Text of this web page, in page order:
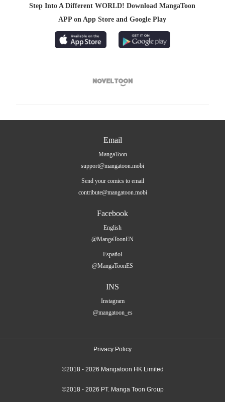
Step Into A Different WORLD! Download MangaToon
APP on App Store and Google Play

Email
MangaToon
support@mangatoon.mobi
Send your comics to email
contribute@mangatoon.mobi
Facebook
English
@MangaToonEN
Español
@MangaToonES
INS
Instagram
@mangatoon_es
Privacy Policy
©2018 - 2026 Mangatoon HK Limited
©2018 - 2026 PT. Manga Toon Group